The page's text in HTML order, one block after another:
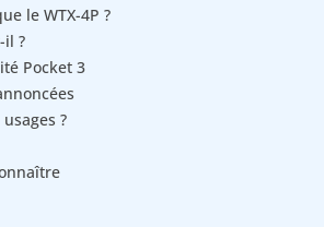
le WTX-4P ?
il ?
Pocket 3
?